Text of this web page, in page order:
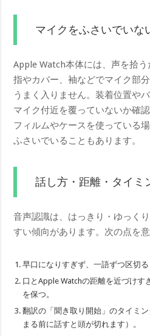
マイクをふさいでいな
Apple Watch本体には、声を拾う
指やカバー、袖などでマイク部
うまく入りません。装着位置や
マイク付近を覆っていないか確
フィルムやケースを使っている
ふさいでいることもあります。
話し方・距離・タイミ
音声認識は、はっきり・ゆっく
すい傾向があります。次の点を
早口になりすぎず、一語ずつ区切る
口とApple Watchの距離を近づけす
を保つ。
翻訳の「聞き取り開始」のタイミ
まる前に話すと頭が切れます）。